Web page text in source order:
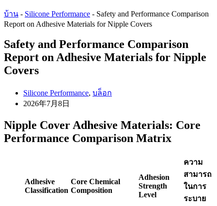
บ้าน - Silicone Performance - Safety and Performance Comparison
Report on Adhesive Materials for Nipple Covers
Safety and Performance Comparison
Report on Adhesive Materials for Nipple
Covers
Silicone Performance, บล็อก
2026年7月8日
Nipple Cover Adhesive Materials: Core
Performance Comparison Matrix
Adhesive
Classification
Core Chemical
Composition
Adhesion
Strength
Level
ความ
สามารถ
ในการ
ระบาย